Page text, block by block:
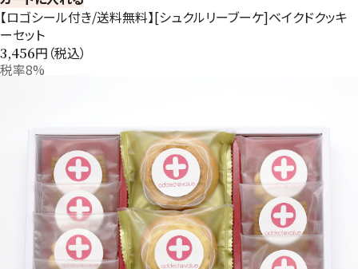
【ロゴシール付き/送料無料】[シュクルリーブーケ]ベイクドクッキ
ーセット
3,456円（税込）
税率8%